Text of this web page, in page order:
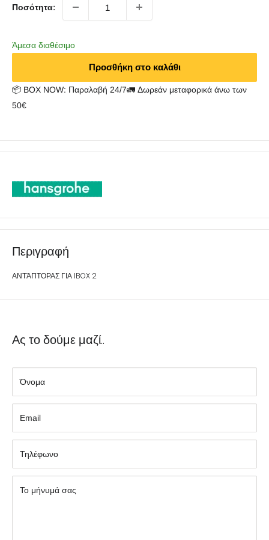
Ποσότητα:
Άμεσα διαθέσιμο
Προσθήκη στο καλάθι
📦 BOX NOW: Παραλαβή 24/7🚛 Δωρεάν μεταφορικά άνω των
50€
Περιγραφή
ΑΝΤΆΠΤΟΡΑΣ ΓΙΑ IBOX 2
Ας το δούμε μαζί..
Όνομα
Εmail
Τηλέφωνο
Το μήνυμά σας